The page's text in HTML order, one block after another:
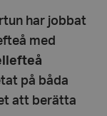
har jobbat
med
på båda
att berätta